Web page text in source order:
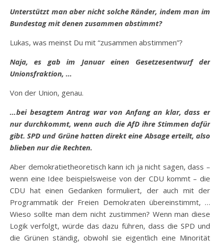
Unterstützt man aber nicht solche Ränder, indem man im
Bundestag mit denen zusammen abstimmt?
Lukas, was meinst Du mit “zusammen abstimmen”?
Naja, es gab im Januar einen Gesetzesentwurf der
Unionsfraktion, …
Von der Union, genau.
…bei besagtem Antrag war von Anfang an klar, dass er
nur durchkommt, wenn auch die AfD ihre Stimmen dafür
gibt. SPD und Grüne hatten direkt eine Absage erteilt, also
blieben nur die Rechten.
Aber demokratietheoretisch kann ich ja nicht sagen, dass –
wenn eine Idee beispielsweise von der CDU kommt – die
CDU hat einen Gedanken formuliert, der auch mit der
Programmatik der Freien Demokraten übereinstimmt, …
Wieso sollte man dem nicht zustimmen? Wenn man diese
Logik verfolgt, würde das dazu führen, dass die SPD und
die Grünen ständig, obwohl sie eigentlich eine Minorität